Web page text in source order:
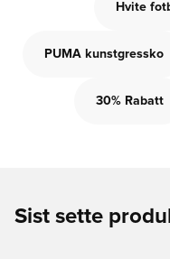
Hvite
PUMA kunstgressko
30% Rabatt
Sist sette